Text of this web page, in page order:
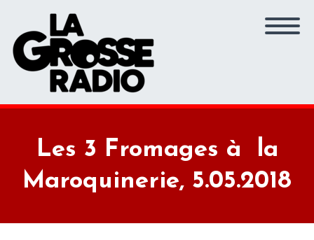
Les 3 Fromages à la
Maroquinerie, 5.05.2018